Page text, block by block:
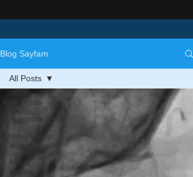
Blog Sayfam
All Posts
Anevrizma
robotik kalp
ameliyatı
Mitral
Kapak
All Posts